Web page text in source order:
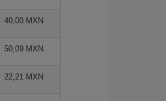
40,00 MXN
50,09 MXN
22,21 MXN